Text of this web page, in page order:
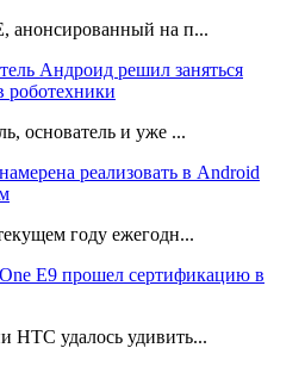
анонсированный на п...
Андроид решил заняться
роботехники
основатель и уже ...
реализовать в Android
году ежегодн...
E9 прошел сертификацию в
НТС удалось удивить...